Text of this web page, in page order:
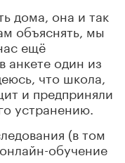
дома, она и так
объяснять, мы
ещё
анкете один из
что школа,
и предприняли
устранению.
(в том
обучение